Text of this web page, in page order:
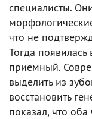
специалисты.
что не
Тогда появилась
приемный.
выделить из
восстановить
показал, что